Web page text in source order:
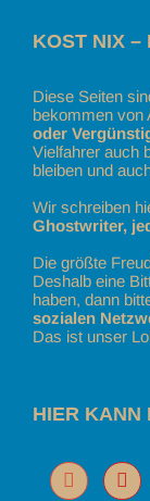
KOST NIX –
Diese Seiten
bekommen von
oder
Vielfahrer auch
bleiben und
Wir schreiben
Ghostwriter,
Die größte
Deshalb eine
haben, dann
sozialen
Das ist unser
HIER KANN